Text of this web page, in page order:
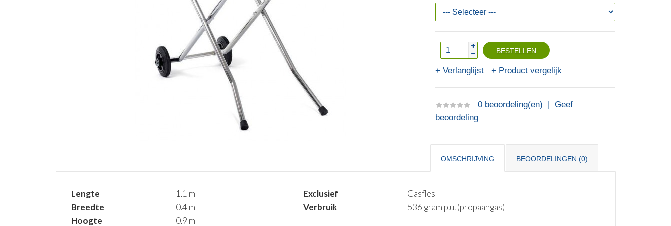
Verlanglijst Product vergelijk
0 beoordeling(en) |Geef
beoordeling
OMSCHRIJVING BEOORDELINGEN (0)
Lengte
1.1 m
Breedte
0.4 m
Hoogte
0.9 m
Exclusief
Gasfles
Verbruik
536 gram p.u. (propaangas)